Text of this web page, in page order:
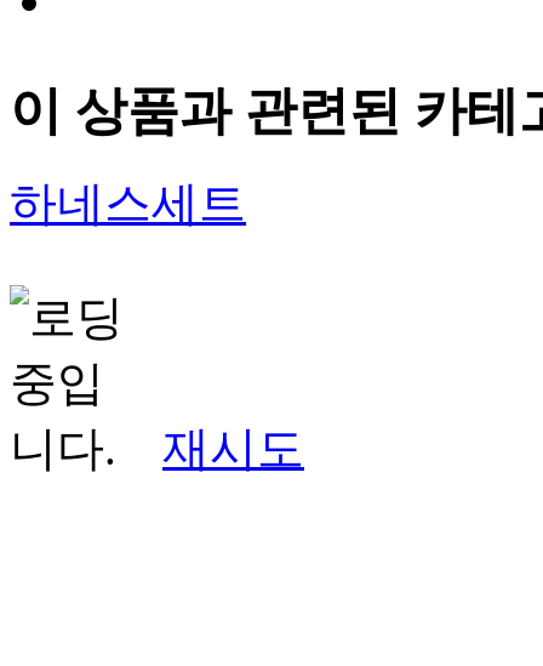
이 상품과 관련된 카테
하네스세트
재시도